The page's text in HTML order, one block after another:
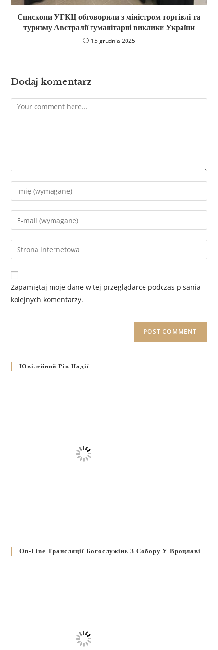
Єпископи УГКЦ обговорили з міністром торгівлі та
туризму Австралії гуманітарні виклики України
15 grudnia 2025
Dodaj komentarz
Zapamiętaj moje dane w tej przeglądarce podczas pisania
kolejnych komentarzy.
Ювілейний Рік Надії
On-Line Трансляції Богослужінь З Собору У Вроцлаві